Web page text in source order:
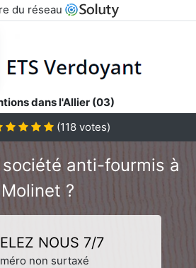
du réseau
dans l'Allier (03)
(118 votes)
société anti-fourmis à
Molinet ?
NOUS 7/7
non surtaxé